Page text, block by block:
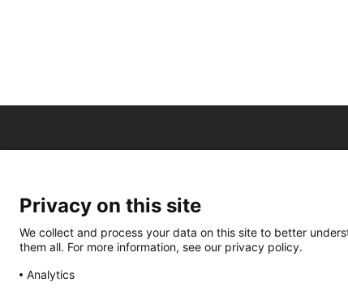
Privacy on this site
We collect and process your data on this site to better
them all. For more information, see our privacy policy.
Analytics